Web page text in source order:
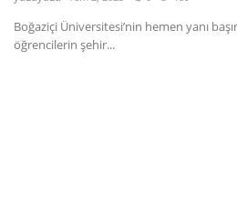
Dil
Boğaziçi Üniversitesi’nin hemen yanı
öğrencilerin şehir...